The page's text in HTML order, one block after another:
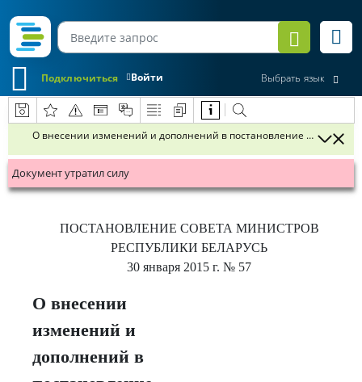
Войти
Подключиться Выбрать язык
О внесении изменений и дополнений в постановление Совета
Документ утратил силу
ПОСТАНОВЛЕНИЕ СОВЕТА МИНИСТРОВ
РЕСПУБЛИКИ БЕЛАРУСЬ
30 января 2015 г. № 57
О внесении
изменений и
дополнений в